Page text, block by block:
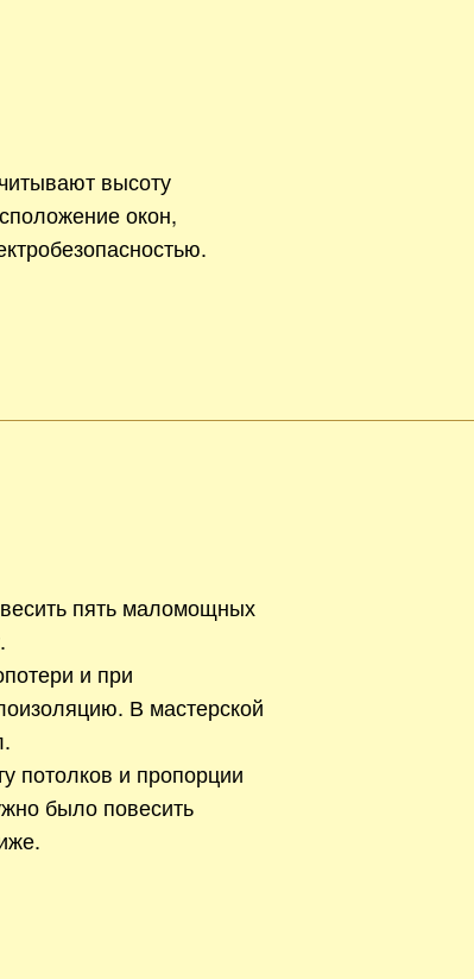
высоту
окон,
пять маломощных
и при
В мастерской
потолков и пропорции
было повесить